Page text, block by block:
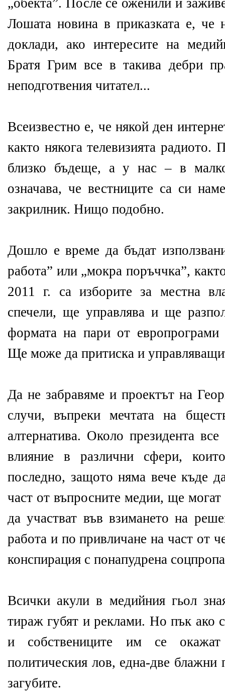
„обекта”. После се оженили и
Лошата новина в приказката е, че
доклади, ако интересите на
Братя Грим все в такива дебри
неподготвения читател...
Всеизвестно е, че някой ден
както някога телевизията радиото.
близко бъдеще, а у нас – в
означава, че вестниците са си
закрилник. Нищо подобно.
Дошло е време да бъдат
работа” или „мокра поръччка”,
2011 г. са изборите за местна
спечели, ще управлява и ще
формата на пари от
Ще може да притиска и
Да не забравяме и проектът на
случи, въпреки мечтата на
алтернатива. Около президента
влияние в различни сфери,
последно, защото няма вече къде
част от въпросните медии, ще могат
да участват във взимането на
работа и по привличане на част от
конспирация с понапудрена
Всички акули в медийния гьол
тираж губят и реклами. Но пък ако
и собствениците им се
политическия лов, една-две
загубите.